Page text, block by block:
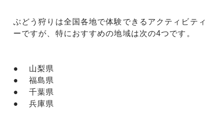
ぶどう狩りは全国各地で体験できるアクティビティ
ーですが、特におすすめの地域は次の4つです。
● 山梨県
● 福島県
● 千葉県
● 兵庫県